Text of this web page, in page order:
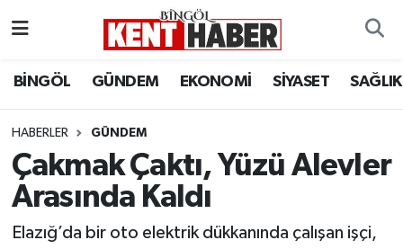
BİNGÖL GÜNDEM EKONOMİ SİYASET SAĞLIK
HABERLER GÜNDEM
Çakmak Çaktı, Yüzü Alevler
Arasında Kaldı
Elazığ’da bir oto elektrik dükkanında çalışan işçi,
BİLİM-TEKNOLOJİ
DÜNYA
EĞİTİM
Bingöl Hava Durumu
Bingöl Namaz Vakitleri
Bingöl Trafik Yoğunluk Haritası